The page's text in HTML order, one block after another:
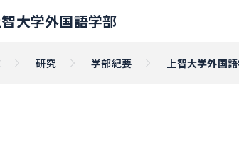
大学外国語学部
研究 学部紀要 上智大学外国